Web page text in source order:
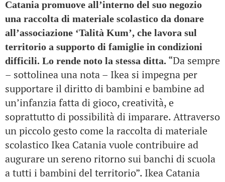
Catania promuove all’interno del suo negozio
una raccolta di materiale scolastico da donare
all’associazione ‘Talità Kum’, che lavora sul
territorio a supporto di famiglie in condizioni
difficili. Lo rende noto la stessa ditta. “Da sempre
– sottolinea una nota – Ikea si impegna per
supportare il diritto di bambini e bambine ad
un’infanzia fatta di gioco, creatività, e
soprattutto di possibilità di imparare. Attraverso
un piccolo gesto come la raccolta di materiale
scolastico Ikea Catania vuole contribuire ad
augurare un sereno ritorno sui banchi di scuola
a tutti i bambini del territorio”. Ikea Catania